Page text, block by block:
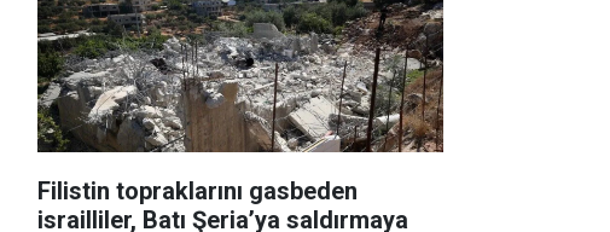
Filistin topraklarını gasbeden
israilliler, Batı Şeria’ya saldırmaya